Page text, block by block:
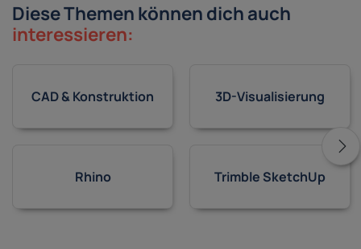
Diese Themen können dich auch
interessieren:
CAD & Konstruktion
Rhino
3D-Visualisierung
Trimble SketchUp